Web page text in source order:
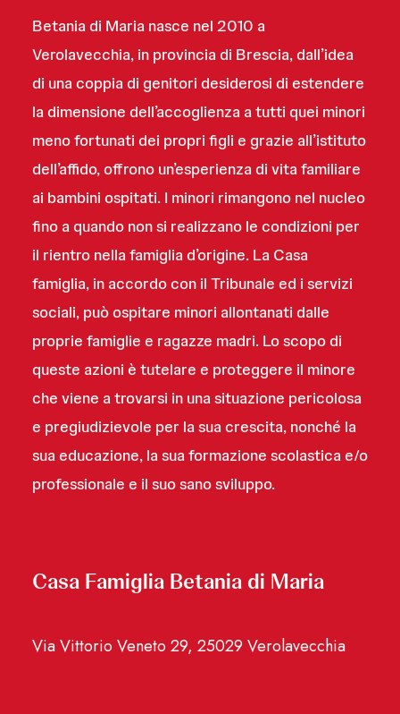
Betania di Maria nasce nel 2010 a
Verolavecchia, in provincia di Brescia, dall’idea
di una coppia di genitori desiderosi di estendere
la dimensione dell’accoglienza a tutti quei minori
meno fortunati dei propri figli e grazie all’istituto
dell’affido, offrono un’esperienza di vita familiare
ai bambini ospitati. I minori rimangono nel nucleo
fino a quando non si realizzano le condizioni per
il rientro nella famiglia d’origine. La Casa
famiglia, in accordo con il Tribunale ed i servizi
sociali, può ospitare minori allontanati dalle
proprie famiglie e ragazze madri. Lo scopo di
queste azioni è tutelare e proteggere il minore
che viene a trovarsi in una situazione pericolosa
e pregiudizievole per la sua crescita, nonché la
sua educazione, la sua formazione scolastica e/o
professionale e il suo sano sviluppo.
Casa Famiglia Betania di Maria
Via Vittorio Veneto 29, 25029 Verolavecchia